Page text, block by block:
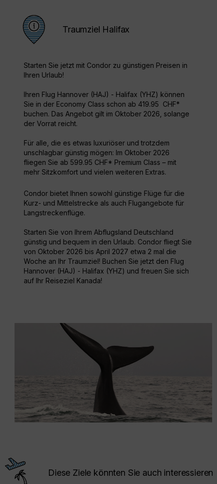
Traumziel Halifax
Starten Sie jetzt mit Condor zu günstigen Preisen in
Ihren Urlaub!
Ihren Flug Hannover (HAJ) - Halifax (YHZ) können
Sie in der Economy Class schon ab 419.95 CHF*
buchen. Das Angebot gilt im Oktober 2026, solange
der Vorrat reicht.
Für alle, die es etwas luxuriöser und trotzdem
unschlagbar günstig mögen: Im Oktober 2026
fliegen Sie ab 599.95 CHF* Premium Class – mit
mehr Sitzkomfort und vielen weiteren Extras.
Condor bietet Ihnen sowohl günstige Flüge für die
Kurz- und Mittelstrecke als auch Flugangebote für
Langstreckenflüge.
Starten Sie von Ihrem Abflugsland Deutschland
günstig und bequem in den Urlaub. Condor fliegt Sie
von Oktober 2026 bis April 2027 etwa 2 mal die
Woche an Ihr Traumziel! Buchen Sie jetzt den Flug
Hannover (HAJ) - Halifax (YHZ) und freuen Sie sich
auf Ihr Reiseziel Kanada!
Diese Ziele könnten Sie auch interessieren